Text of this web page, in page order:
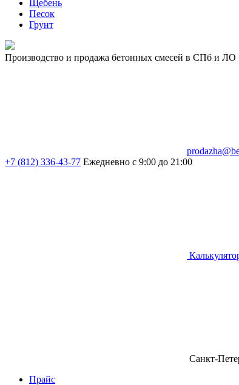
Щебень
Песок
Грунт
Производство и продажа бетонных смесей в СПб и ЛО
+7 (812) 336-43-77 Ежедневно с 9:00 до 21:00
Санкт-
Прайс